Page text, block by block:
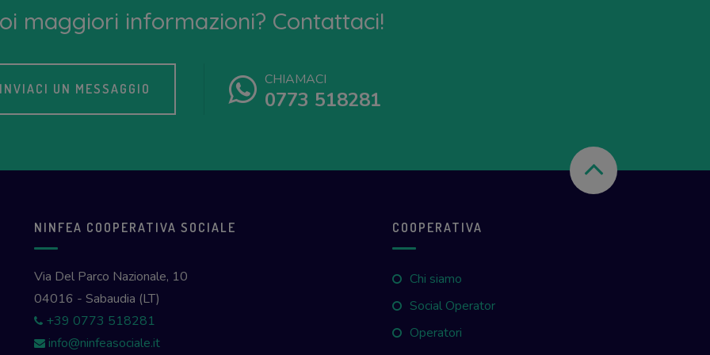
maggiori informazioni? Contattaci!
INVIACI UN MESSAGGIO
CHIAMACI
0773 518281
NINFEA COOPERATIVA SOCIALE
Via Del Parco Nazionale, 10
04016 - Sabaudia (LT)
+39 0773 518281
info@ninfeasociale.it
COOPERATIVA
Chi siamo
Social Operator
Operatori